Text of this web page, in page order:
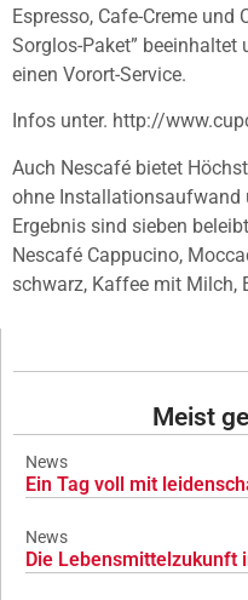
Espresso, Cafe-Creme und
Sorglos-Paket” beeinhaltet
einen Vorort-Service.
Infos unter. http://
Auch Nescafé bietet
ohne Installationsaufwand
Ergebnis sind sieben
Nescafé Cappucino,
schwarz, Kaffee mit Milch,
Meist
News
Ein Tag voll mit
News
Die Lebensmittelzukunft